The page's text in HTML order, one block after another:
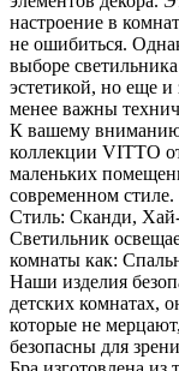
настроение в
не ошибиться.
выборе
эстетикой, но еще
менее важны
К вашему вниманию
коллекции VITTO
маленьких
современном стиле.
Стиль: Сканди,
Светильник
комнаты как:
Наши изделия
детских комнатах,
которые не
безопасны для